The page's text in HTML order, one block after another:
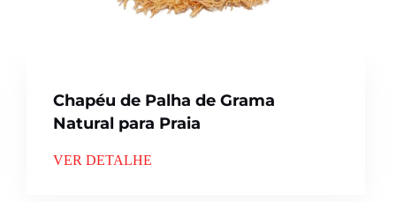
Chapéu de Palha de Grama
Natural para Praia
VER DETALHE